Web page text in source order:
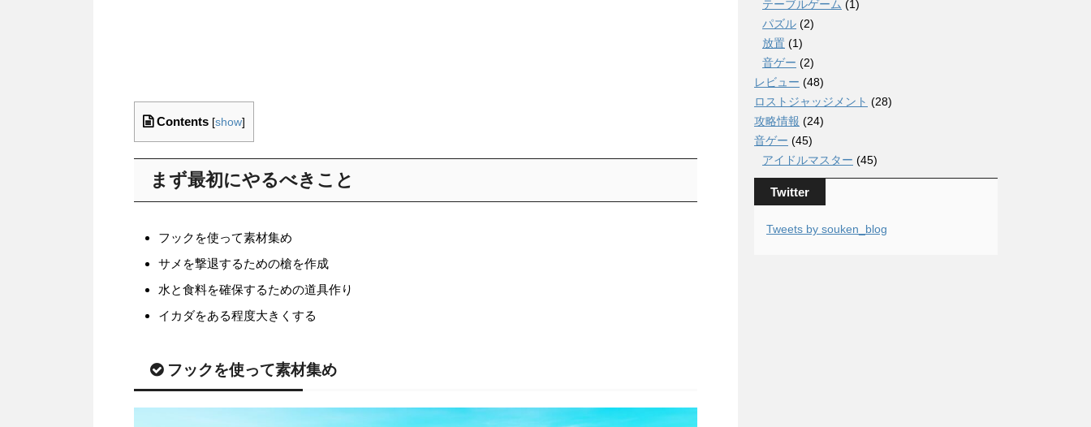
Contents [show]
まず最初にやるべきこと
フックを使って素材集め
サメを撃退するための槍を作成
水と食料を確保するための道具作り
イカダをある程度大きくする
フックを使って素材集め
テーブルゲーム (1)
パズル (2)
放置 (1)
音ゲー (2)
レビュー (48)
ロストジャッジメント (28)
攻略情報 (24)
音ゲー (45)
アイドルマスター (45)
Twitter
Tweets by souken_blog